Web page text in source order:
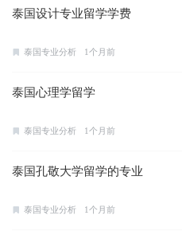
泰国设计专业留学学费
泰国专业分析 1个月前
泰国心理学留学
泰国专业分析 1个月前
泰国孔敬大学留学的专业
泰国专业分析 1个月前